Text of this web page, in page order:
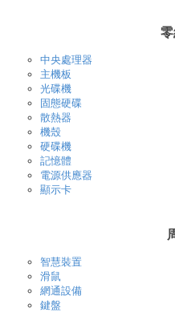
中央處理器
主機板
光碟機
固態硬碟
散熱器
機殼
硬碟機
記憶體
電源供應器
顯示卡
智慧裝置
滑鼠
網通設備
鍵盤